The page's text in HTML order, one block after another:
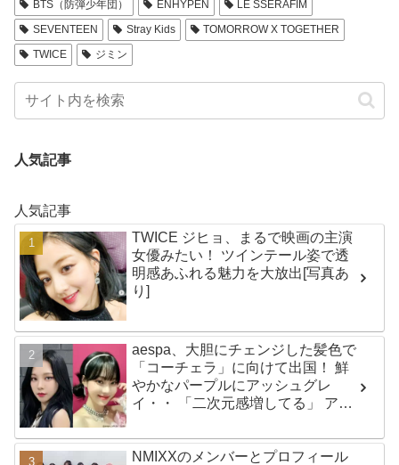
BTS（防弾少年団）
ENHYPEN
LE SSERAFIM
SEVENTEEN
Stray Kids
TOMORROW X TOGETHER
TWICE
ジミン
人気記事
人気記事
TWICE ジヒョ、まるで映画の主演
女優みたい！ ツインテール姿で透
明感あふれる魅力を大放出[写真あ
り]
aespa、大胆にチェンジした髪色で
「コーチェラ」に向けて出国！ 鮮
やかなパープルにアッシュグレ
イ・・ 「二次元感増してる」 アバ
NMIXXのメンバーとプロフィール